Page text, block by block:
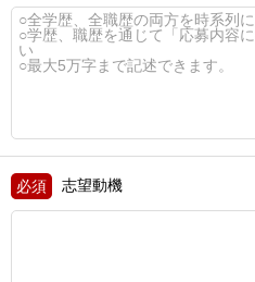
志望動機